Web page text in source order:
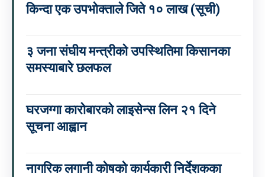
किन्दा एक उपभोक्ताले जिते १० लाख (सूची)
३ जना संघीय मन्त्रीको उपस्थितिमा किसानका
समस्याबारे छलफल
घरजग्गा कारोबारको लाइसेन्स लिन २१ दिने
सूचना आह्वान
नागरिक लगानी कोषको कार्यकारी निर्देशकका